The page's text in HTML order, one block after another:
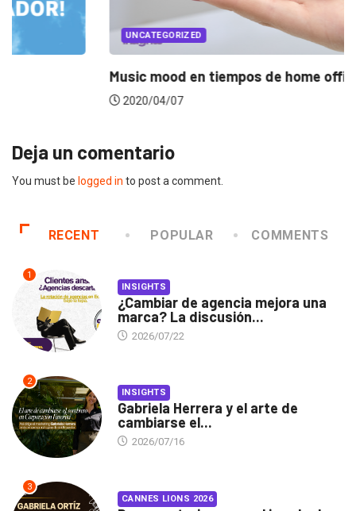
UNCATEGORIZED
Music mood en tiempos de home office
Deja un comentario
You must be logged in to post a comment.
RECENT POPULAR COMMENTS
1
INSIGHTS
¿Cambiar de agencia mejora una
marca? La discusión...
2026/07/22
2
INSIGHTS
Gabriela Herrera y el arte de
cambiarse el...
2026/07/16
3
CANNES LIONS 2026